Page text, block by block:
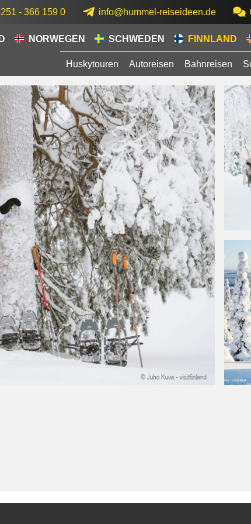
- 366 159 0 info@hummel-reiseideen.de
NORWEGEN SCHWEDEN FINNLAND
Huskytouren Autoreisen Bahnreisen